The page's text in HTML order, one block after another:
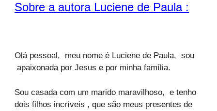
Sobre a autora Luciene de Paula :
Olá pessoal, meu nome é Luciene de Paula, sou
apaixonada por Jesus e por minha família.
Sou casada com um marido maravilhoso, e tenho
dois filhos incríveis , que são meus presentes de